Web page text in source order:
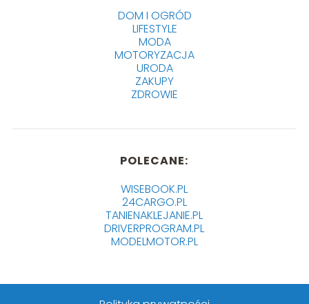
DOM I OGRÓD
LIFESTYLE
MODA
MOTORYZACJA
URODA
ZAKUPY
ZDROWIE
POLECANE:
WISEBOOK.PL
24CARGO.PL
TANIENAKLEJANIE.PL
DRIVERPROGRAM.PL
MODELMOTOR.PL